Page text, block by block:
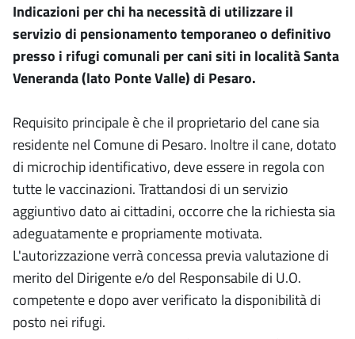
Indicazioni per chi ha necessità di utilizzare il
servizio di pensionamento temporaneo o definitivo
presso i rifugi comunali per cani siti in località Santa
Veneranda (lato Ponte Valle) di Pesaro.
Requisito principale è che il proprietario del cane sia
residente nel Comune di Pesaro. Inoltre il cane, dotato
di microchip identificativo, deve essere in regola con
tutte le vaccinazioni. Trattandosi di un servizio
aggiuntivo dato ai cittadini, occorre che la richiesta sia
adeguatamente e propriamente motivata.
L'autorizzazione verrà concessa previa valutazione di
merito del Dirigente e/o del Responsabile di U.O.
competente e dopo aver verificato la disponibilità di
posto nei rifugi.